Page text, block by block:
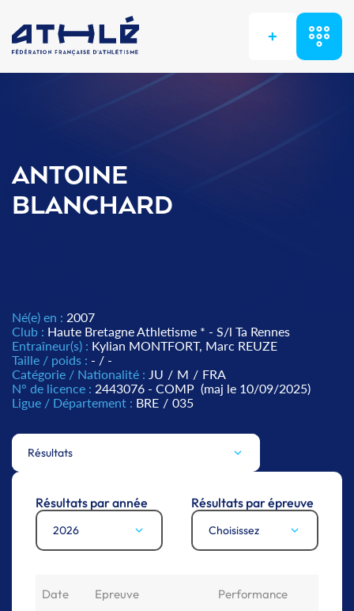
+
ANTOINE
BLANCHARD
Né(e) en : 2007
Club : Haute Bretagne Athletisme * - S/l Ta Rennes
Entraîneur(s) : Kylian MONTFORT, Marc REUZE
Taille / poids : - / -
Catégorie / Nationalité : JU / M / FRA
N° de licence : 2443076 - COMP (maj le 10/09/2025)
Ligue / Département : BRE / 035
Résultats
Résultats par année
2026
Résultats par épreuve
Choisissez
Date Epreuve Performance